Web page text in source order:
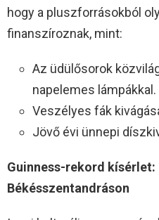
hogy a pluszforrásokból
finanszíroznak, mint:
Az üdülősorok
napelemes lámpákkal.
Veszélyes fák
Jövő évi ünnepi
Guinness-rekord kísérlet:
Békésszentandráson